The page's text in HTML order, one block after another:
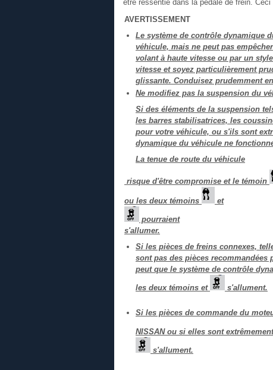
être ressentie dans la pédale de frein.
AVERTISSEMENT
Le système de contrôle dynamique
véhicule, mais ne peut pas
volant à haute vitesse ou par un
vitesse et soyez particulièrement
glissante. Conduisez prudemment
Ne modifiez pas la suspension du
Si des éléments de la suspension
les barres stabilisatrices, les
pour votre véhicule, ou s'ils sont
dynamique du véhicule ne
La tenue de route du véhicule
risque d'être compromise et le témoin
ou les deux témoins et
pourraient
s'allumer.
Si les pièces de freins connexes,
sont pas des pièces recommandées
peut que le système de contrôle
les deux témoins et s'allument.
Si les pièces de commande du
NISSAN ou si elles sont
s'allument.